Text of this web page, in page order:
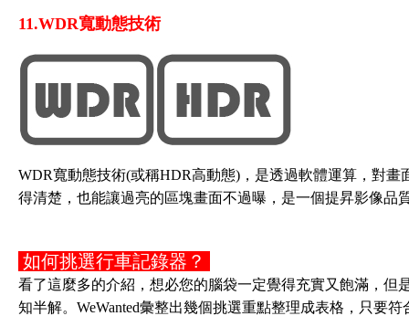
11.WDR寬動態技術
WDR寬動態技術(或稱HDR高動態)，是透過軟體運算，對
得清楚，也能讓過亮的區塊畫面不過曝，是一個提昇影像品
如何挑選行車記錄器？
看了這麼多的介紹，想必您的腦袋一定覺得充實又飽滿，但
知半解。WeWanted彙整出幾個挑選重點整理成表格，只要